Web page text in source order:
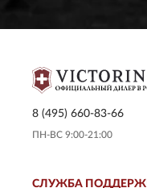
8 (495) 660-83-66
ПН-ВС 9:00-21:00
СЛУЖБА